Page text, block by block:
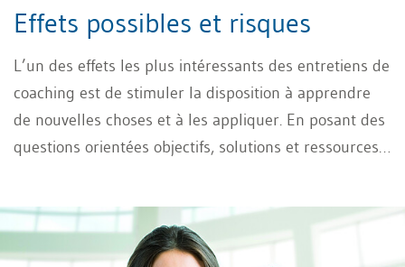
Effets possibles et risques
L’un des effets les plus intéressants des entretiens de
coaching est de stimuler la disposition à apprendre
de nouvelles choses et à les appliquer. En posant des
questions orientées objectifs, solutions et ressources,
sorte que de nouveaux schémas de pensées et
d’action apparaissent. Le coach est ainsi l’outil grâce